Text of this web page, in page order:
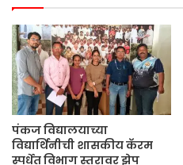
पंकज विद्यालयाच्या
विद्यार्थिनीची शासकीय कॅरम
स्पर्धेत विभाग स्तरावर झेप